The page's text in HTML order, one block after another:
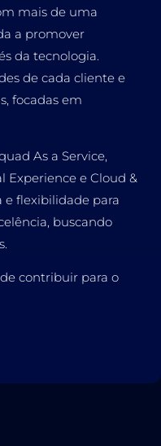
mais de uma
a promover
da tecnologia.
de cada cliente e
focadas em
As a Service,
Experience e Cloud &
e flexibilidade para
buscando
contribuir para o